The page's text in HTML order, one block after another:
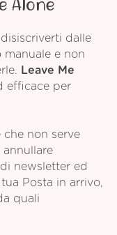
Alone
dalle
manuale e non
Leave Me
efficace per
che non serve
annullare
newsletter ed
Posta in arrivo,
quali